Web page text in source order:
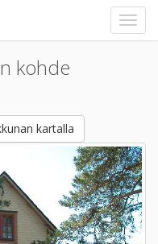
kohde
kartalla